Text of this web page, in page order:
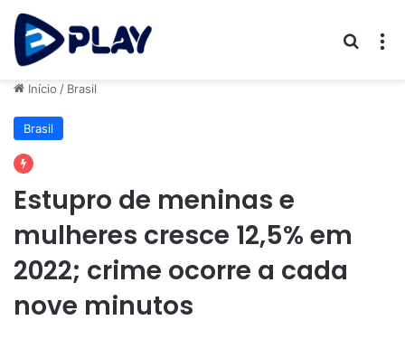
Início / Brasil
Brasil
Estupro de meninas e
mulheres cresce 12,5% em
2022; crime ocorre a cada
nove minutos